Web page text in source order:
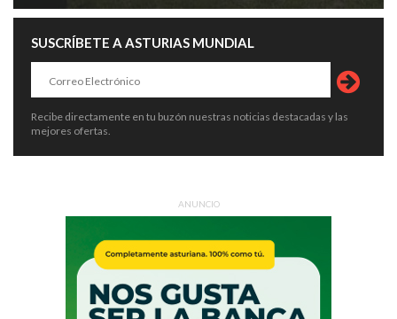
SUSCRÍBETE A ASTURIAS MUNDIAL
Recibe directamente en tu buzón nuestras noticias destacadas y las
mejores ofertas.
ANUNCIO